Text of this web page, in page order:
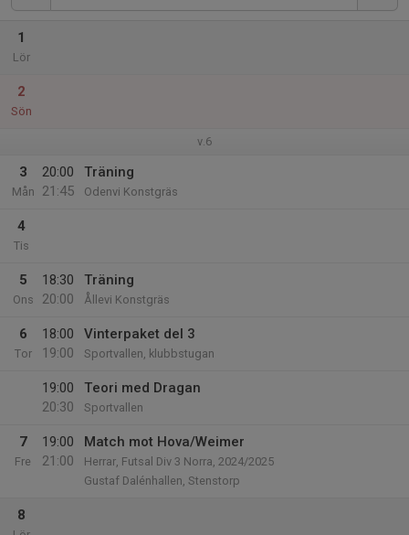
1
Lör
2
Sön
v.6
3
Mån
20:00
21:45
Träning
Odenvi Konstgräs
4
Tis
5
Ons
18:30
20:00
Träning
Ållevi Konstgräs
6
Tor
18:00
19:00
Vinterpaket del 3
Sportvallen, klubbstugan
19:00
20:30
Teori med Dragan
Sportvallen
7
Fre
19:00
21:00
Match mot Hova/Weimer
Herrar, Futsal Div 3 Norra, 2024/2025
Gustaf Dalénhallen, Stenstorp
8